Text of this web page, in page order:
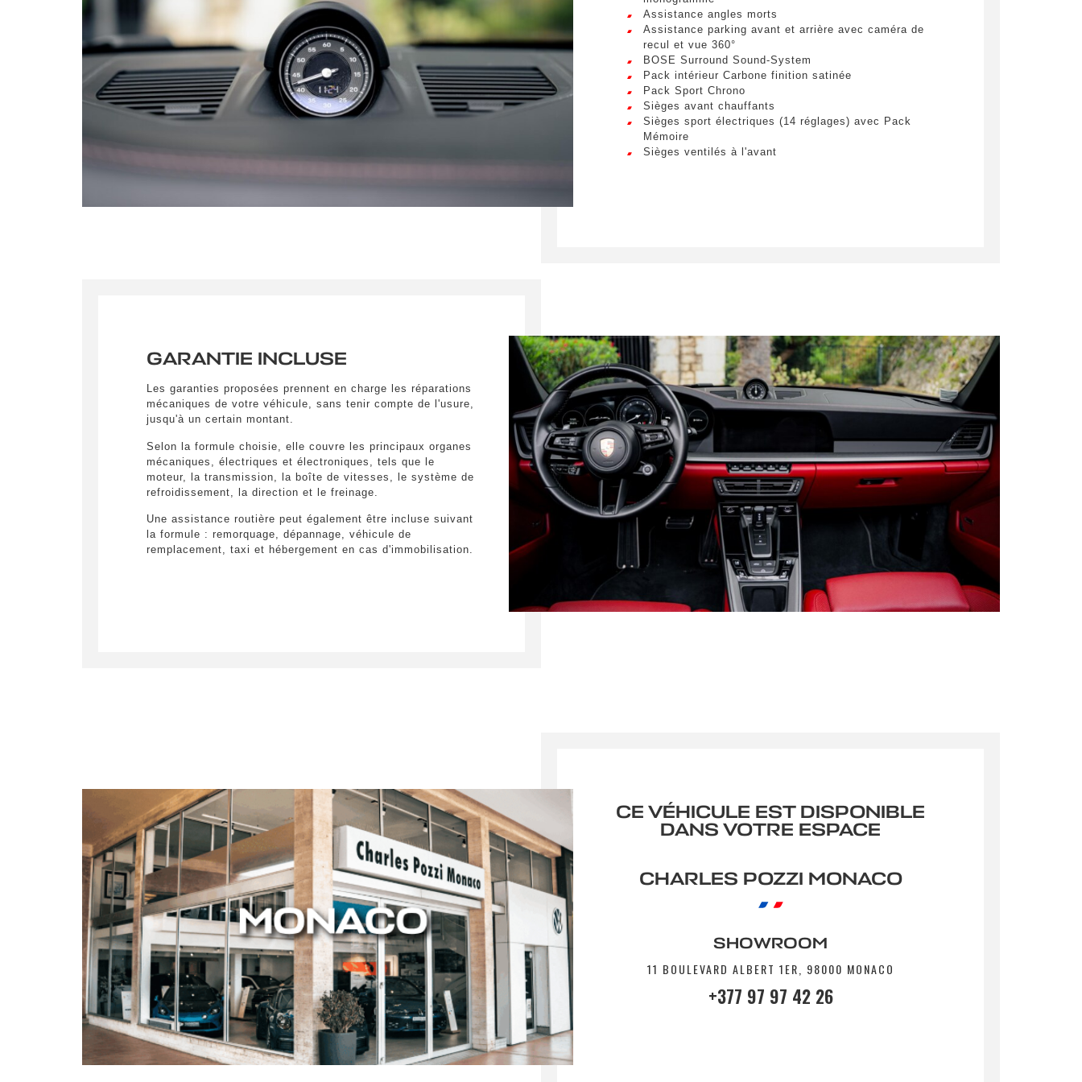
Votre message *
En soumettant ce formulaire, j'accepte que les informations saisies soient exploitées
à des fins de relation commerciale.
ultricies. Mauris et malesuada augue.
Assistance angles morts
Assistance parking avant et arrière avec caméra de
recul et vue 360°
BOSE Surround Sound-System
Pack intérieur Carbone finition satinée
Pack Sport Chrono
Sièges avant chauffants
Sièges sport électriques (14 réglages) avec Pack
Mémoire
Sièges ventilés à l'avant
GARANTIE INCLUSE
Les garanties proposées prennent en charge les réparations
mécaniques de votre véhicule, sans tenir compte de l'usure,
jusqu'à un certain montant.
Selon la formule choisie, elle couvre les principaux organes
mécaniques, électriques et électroniques, tels que le
moteur, la transmission, la boîte de vitesses, le système de
refroidissement, la direction et le freinage.
Une assistance routière peut également être incluse suivant
la formule : remorquage, dépannage, véhicule de
remplacement, taxi et hébergement en cas d'immobilisation.
CE VÉHICULE EST DISPONIBLE
DANS VOTRE ESPACE
CHARLES POZZI MONACO
SHOWROOM
11 BOULEVARD ALBERT 1ER, 98000 MONACO
+377 97 97 42 26